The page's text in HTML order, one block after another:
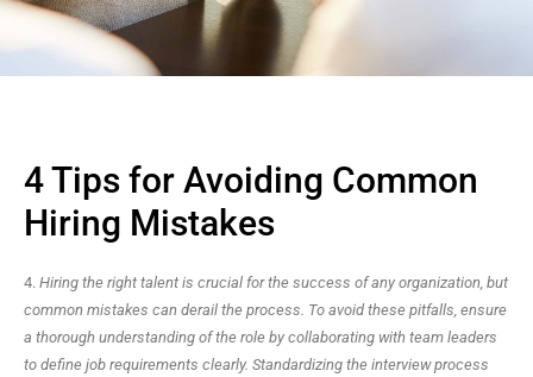
4 Tips for Avoiding Common
Hiring Mistakes
4. Hiring the right talent is crucial for the success of any organization, but
common mistakes can derail the process. To avoid these pitfalls, ensure
a thorough understanding of the role by collaborating with team leaders
to define job requirements clearly. Standardizing the interview process